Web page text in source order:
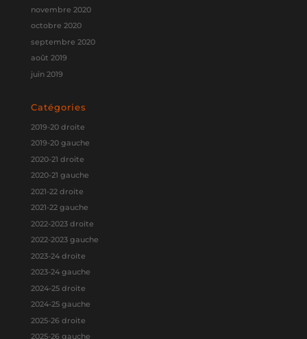
novembre 2020
octobre 2020
septembre 2020
août 2019
juin 2019
Catégories
2019-20 droite
2019-20 gauche
2020-21 droite
2020-21 gauche
2021-22 droite
2021-22 gauche
2022-2023 droite
2022-2023 gauche
2023-24 droite
2023-24 gauche
2024-25 droite
2024-25 gauche
2025-26 droite
2025-26 gauche